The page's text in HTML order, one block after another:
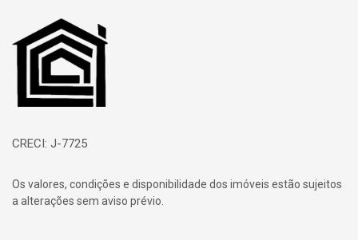
Página inicial
CRECI: J-7725
Os valores, condições e disponibilidade dos imóveis estão sujeitos
a alterações sem aviso prévio.